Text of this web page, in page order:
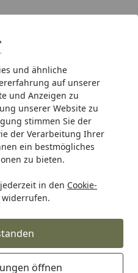
und ähnliche
auf unserer
und Anzeigen zu
unserer Website zu
stimmen Sie der
der Verarbeitung Ihrer
ein bestmögliches
zu bieten.
in den Cookie-
widerrufen.
öffnen
Hotline
& Pool-
bis 468,99€)
Bremsbacken 2188
2188